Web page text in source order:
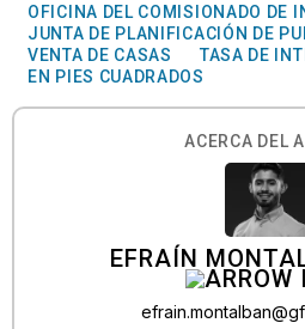
OFICINA DEL COMISIONADO DE
JUNTA DE PLANIFICACIÓN DE
VENTA DE CASAS
TASA DE
EN PIES CUADRADOS
ACERCA DEL
EFRAÍN